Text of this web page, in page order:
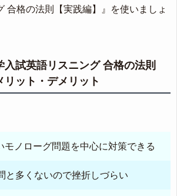
合格の法則【実践編】』を使いましょ
入試英語リスニング 合格の法則
リット・デメリット
モノローグ問題を中心に対策できる
と多くないので挫折しづらい